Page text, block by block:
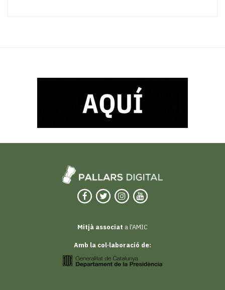
Mitjà associat a l'AMIC
Amb la col·laboració de: